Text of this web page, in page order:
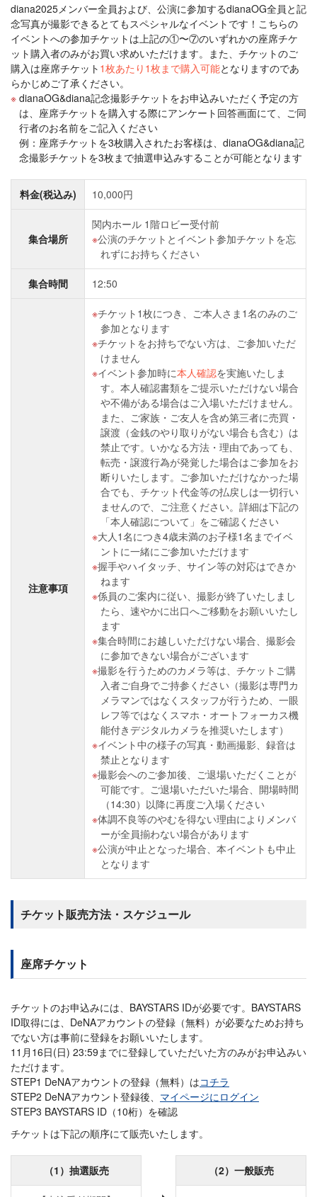
diana2025メンバー全員および、公演に参加するdianaOG全員と記
念写真が撮影できるとてもスペシャルなイベントです！こちらの
イベントへの参加チケットは上記の①〜⑦のいずれかの座席チケ
ット購入者のみがお買い求めいただけます。また、チケットのご
購入は座席チケット 1枚あたり1枚まで購入可能となりますのであ
らかじめご了承ください。
dianaOG&diana記念撮影チケットをお申込みいただく予定の方
は、座席チケットを購入する際にアンケート回答画面にて、ご同
行者のお名前をご記入ください
例：座席チケットを3枚購入されたお客様は、dianaOG&diana記
念撮影チケットを3枚まで抽選申込みすることが可能となります
料金(税込み) 10,000円
集合場所
関内ホール 1階ロビー受付前
公演のチケットとイベント参加チケットを忘
れずにお持ちください
集合時間 12:50
注意事項
チケット1枚につき、ご本人さま1名のみのご
参加となります
チケットをお持ちでない方は、ご参加いただ
けません
イベント参加時に本人確認を実施いたしま
す。本人確認書類をご提示いただけない場合
や不備がある場合はご入場いただけません。
また、ご家族・ご友人を含め第三者に売買・
譲渡（金銭のやり取りがない場合も含む）は
禁止です。いかなる方法・理由であっても、
転売・譲渡行為が発覚した場合はご参加をお
断りいたします。ご参加いただけなかった場
合でも、チケット代金等の払戻しは一切行い
ませんので、ご注意ください。詳細は下記の
「本人確認について」をご確認ください
大人1名につき4歳未満のお子様1名までイベ
ントに一緒にご参加いただけます
握手やハイタッチ、サイン等の対応はできか
ねます
係員のご案内に従い、撮影が終了いたしまし
たら、速やかに出口へご移動をお願いいたし
ます
集合時間にお越しいただけない場合、撮影会
に参加できない場合がございます
撮影を行うためのカメラ等は、チケットご購
入者ご自身でご持参ください（撮影は専門カ
メラマンではなくスタッフが行うため、一眼
レフ等ではなくスマホ・オートフォーカス機
能付きデジタルカメラを推奨いたします）
イベント中の様子の写真・動画撮影、録音は
禁止となります
撮影会へのご参加後、ご退場いただくことが
可能です。ご退場いただいた場合、開場時間
（14:30）以降に再度ご入場ください
体調不良等のやむを得ない理由によりメンバ
ーが全員揃わない場合があります
公演が中止となった場合、本イベントも中止
となります
チケット販売方法・スケジュール
座席チケット
チケットのお申込みには、BAYSTARS IDが必要です。BAYSTARS
ID取得には、DeNAアカウントの登録（無料）が必要なためお持ち
でない方は事前に登録をお願いいたします。
11月16日(日) 23:59までに登録していただいた方のみがお申込みい
ただけます。
STEP1 DeNAアカウントの登録（無料）はコチラ
STEP2 DeNAアカウント登録後、 マイページにログイン
STEP3 BAYSTARS ID（10桁）を確認
チケットは下記の順序にて販売いたします。
（1）抽選販売 （2）一般販売